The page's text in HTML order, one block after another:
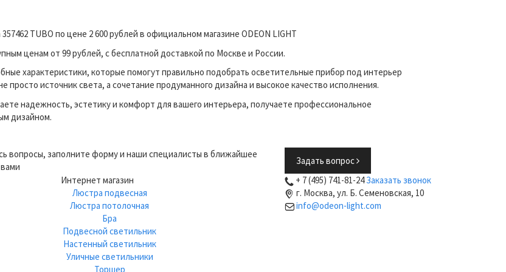
TUBO по цене 2 600 рублей в официальном магазине ODEON LIGHT
ценам от 99 рублей, с бесплатной доставкой по Москве и России.
характеристики, которые помогут правильно подобрать осветительные прибор под интерьер
источник света, а сочетание продуманного дизайна и высокое качество исполнения.
надежность, эстетику и комфорт для вашего интерьера, получаете профессиональное
дизайном.
вопросы, заполните форму и наши специалисты в ближайшее
Задать вопрос
Интернет магазин
Люстра подвесная
Люстра потолочная
Бра
Подвесной светильник
Настенный светильник
Уличные светильники
Торшер
+ 7 (495) 741-81-24Заказать звонок
г. Москва, ул. Б. Семеновская, 10
info@odeon-light.com